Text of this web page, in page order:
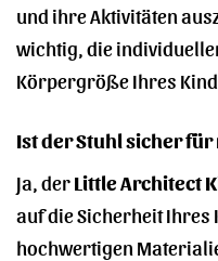
und ihre Aktivitäten
wichtig, die
Körpergröße Ihres
Ist der Stuhl sicher für
Ja, derLittle Architect
auf die Sicherheit Ihres
hochwertigen